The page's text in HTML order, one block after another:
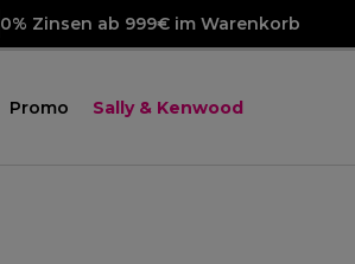
0% Zinsen ab 999€ im Warenkorb
Promo Sally & Kenwood